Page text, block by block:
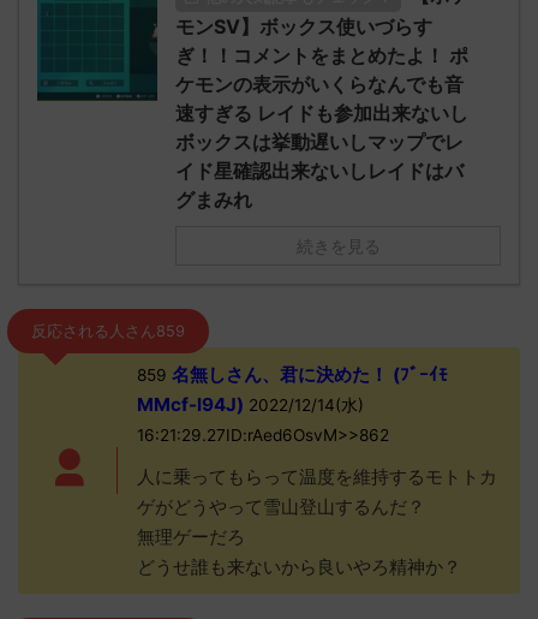
モンSV】ボックス使いづらす
ぎ！！コメントをまとめたよ！ ポ
ケモンの表示がいくらなんでも音
速すぎる レイドも参加出来ないし
ボックスは挙動遅いしマップでレ
イド星確認出来ないしレイドはバ
グまみれ
続きを見る
反応される人さん859
859 名無しさん、君に決めた！ (ﾌﾞｰｲﾓ
MMcf-l94J) 2022/12/14(水)
16:21:29.27ID:rAed6OsvM>>862
人に乗ってもらって温度を維持するモトトカ
ゲがどうやって雪山登山するんだ？
無理ゲーだろ
どうせ誰も来ないから良いやろ精神か？